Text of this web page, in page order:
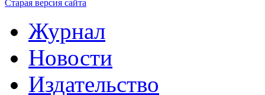
Старая версия сайта
Журнал
Новости
Издательство